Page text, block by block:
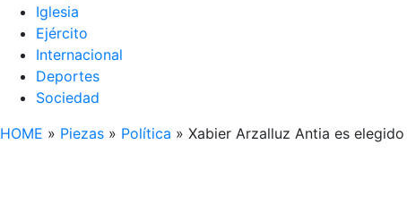
Iglesia
Ejército
Internacional
Deportes
Sociedad
HOME » Piezas » Política » Xabier Arzalluz Antia es